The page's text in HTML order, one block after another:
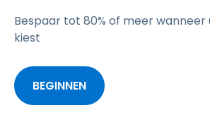
Bespaar tot 80% of meer wanneer
kiest
BEGINNEN